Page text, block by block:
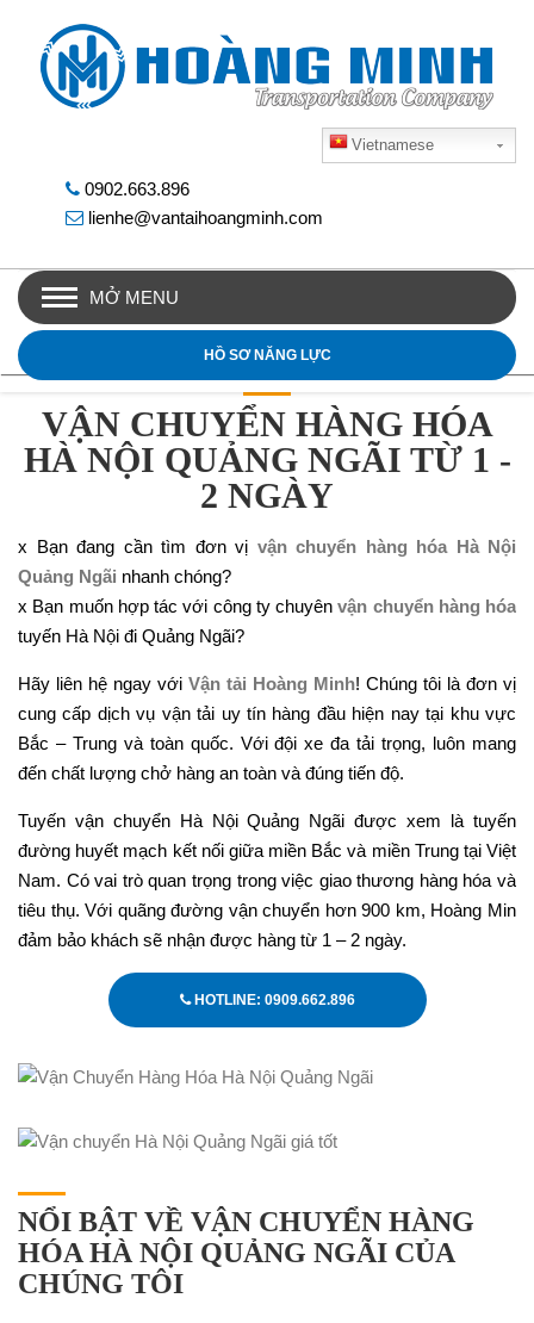
Vietnamese
0902.663.896
lienhe@vantaihoangminh.com
MỞ MENU
HỒ SƠ NĂNG LỰC
VẬN CHUYỂN HÀNG HÓA
HÀ NỘI QUẢNG NGÃI TỪ 1 -
2 NGÀY
x Bạn đang cần tìm đơn vị vận chuyển hàng hóa Hà Nội
Quảng Ngãi nhanh chóng?
x Bạn muốn hợp tác với công ty chuyênvận chuyển hàng hóa
tuyến Hà Nội đi Quảng Ngãi?
Hãy liên hệ ngay với Vận tải Hoàng Minh! Chúng tôi là đơn vị
cung cấp dịch vụ vận tải uy tín hàng đầu hiện nay tại khu vực
Bắc – Trung và toàn quốc. Với đội xe đa tải trọng, luôn mang
đến chất lượng chở hàng an toàn và đúng tiến độ.
Tuyến vận chuyển Hà Nội Quảng Ngãi được xem là tuyến
đường huyết mạch kết nối giữa miền Bắc và miền Trung tại Việt
Nam. Có vai trò quan trọng trong việc giao thương hàng hóa và
tiêu thụ. Với quãng đường vận chuyển hơn 900 km, Hoàng Min
đảm bảo khách sẽ nhận được hàng từ 1 – 2 ngày.
HOTLINE: 0909.662.896
NỔI BẬT VỀ VẬN CHUYỂN HÀNG
HÓA HÀ NỘI QUẢNG NGÃI CỦA
CHÚNG TÔI